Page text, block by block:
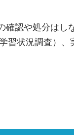
確認や処分はし
習状況調査）